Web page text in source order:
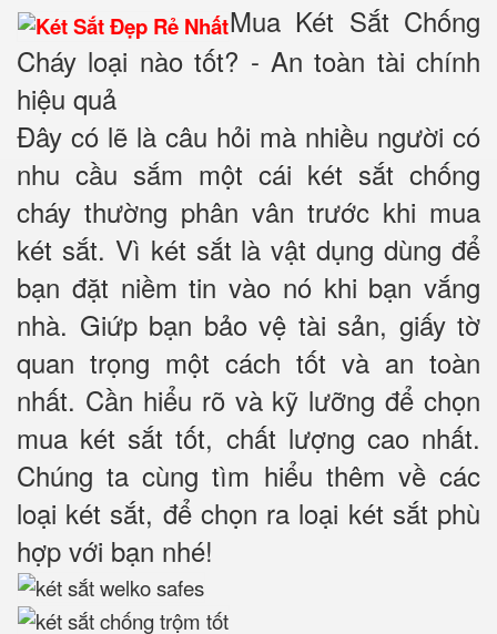
Mua Két Sắt Chống
Cháy loại nào tốt? - An toàn tài chính
hiệu quả
Đây có lẽ là câu hỏi mà nhiều người có
nhu cầu sắm một cái két sắt chống
cháy thường phân vân trước khi mua
két sắt. Vì két sắt là vật dụng dùng để
bạn đặt niềm tin vào nó khi bạn vắng
nhà. Giứp bạn bảo vệ tài sản, giấy tờ
quan trọng một cách tốt và an toàn
nhất. Cần hiểu rõ và kỹ lưỡng để chọn
mua két sắt tốt, chất lượng cao nhất.
Chúng ta cùng tìm hiểu thêm về các
loại két sắt, để chọn ra loại két sắt phù
hợp với bạn nhé!